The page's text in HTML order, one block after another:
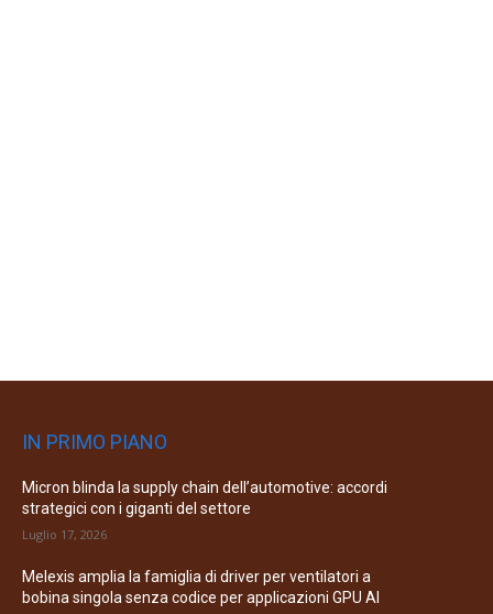
IN PRIMO PIANO
Micron blinda la supply chain dell’automotive: accordi
strategici con i giganti del settore
Luglio 17, 2026
Melexis amplia la famiglia di driver per ventilatori a
bobina singola senza codice per applicazioni GPU AI